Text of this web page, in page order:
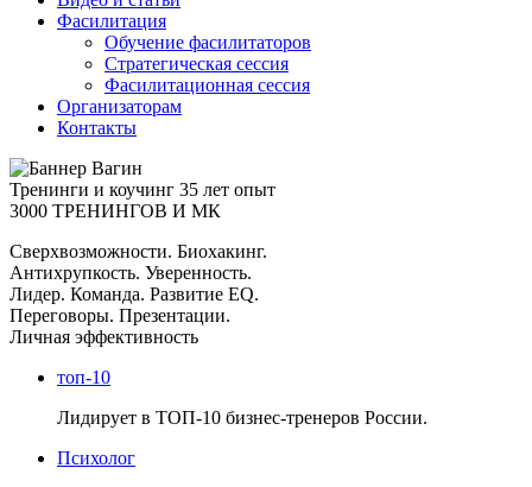
Фасилитация
Обучение фасилитаторов
Стратегическая сессия
Фасилитационная сессия
Организаторам
Контакты
Тренинги и коучинг 35 лет опыт
3000 ТРЕНИНГОВ И МК
Сверхвозможности. Биохакинг.
Антихрупкость. Уверенность.
Лидер. Команда. Развитие EQ.
Переговоры. Презентации.
Личная эффективность
топ-10
Лидирует в ТОП-10 бизнес-тренеров России.
Психолог